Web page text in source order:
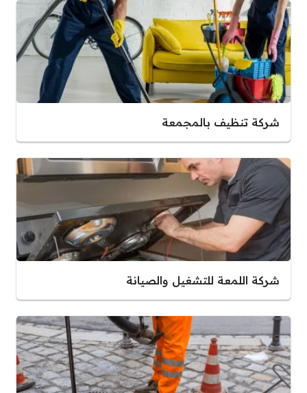
شركة تنظيف بالمجمعة
شركة اللمعة للتشغيل والصيانة